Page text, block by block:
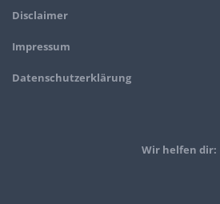
Disclaimer
Impressum
Datenschutzerklärung
Wir helfen dir: